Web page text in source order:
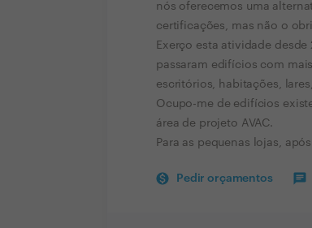
nós oferecemos uma
certificações, mas não o
Exerço esta atividade
passaram edifícios com
escritórios, habitações,
Ocupo-me de edifícios
área de projeto AVAC.
Para as pequenas lojas,
Pedir orçamentos